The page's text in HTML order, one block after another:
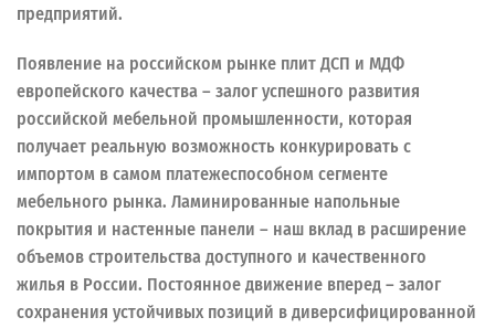
предприятий.
Появление на российском рынке плит ДСП и МДФ
европейского качества – залог успешного развития
российской мебельной промышленности, которая
получает реальную возможность конкурировать с
импортом в самом платежеспособном сегменте
мебельного рынка. Ламинированные напольные
покрытия и настенные панели – наш вклад в расширение
объемов строительства доступного и качественного
жилья в России. Постоянное движение вперед – залог
сохранения устойчивых позиций в диверсифицированной